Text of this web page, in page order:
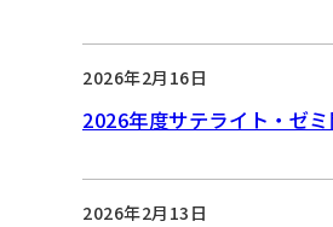
2026年2月16日
2026年度サテライト・ゼ
2026年2月13日